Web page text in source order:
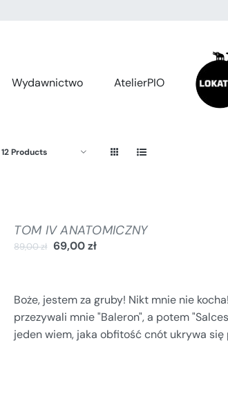
Wydawnictwo AtelierPIO
12 Products
TOM IV ANATOMICZNY
89,00zł 69,00zł
Boże, jestem za gruby! Nikt mnie nie
przezywali mnie "Baleron", a potem
jeden wiem, jaka obfitość cnót ukrywa się